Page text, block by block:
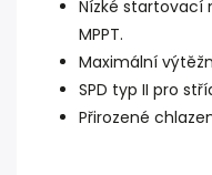
Nízké startovací
MPPT.
Maximální
SPD typ II pro
Přirozené